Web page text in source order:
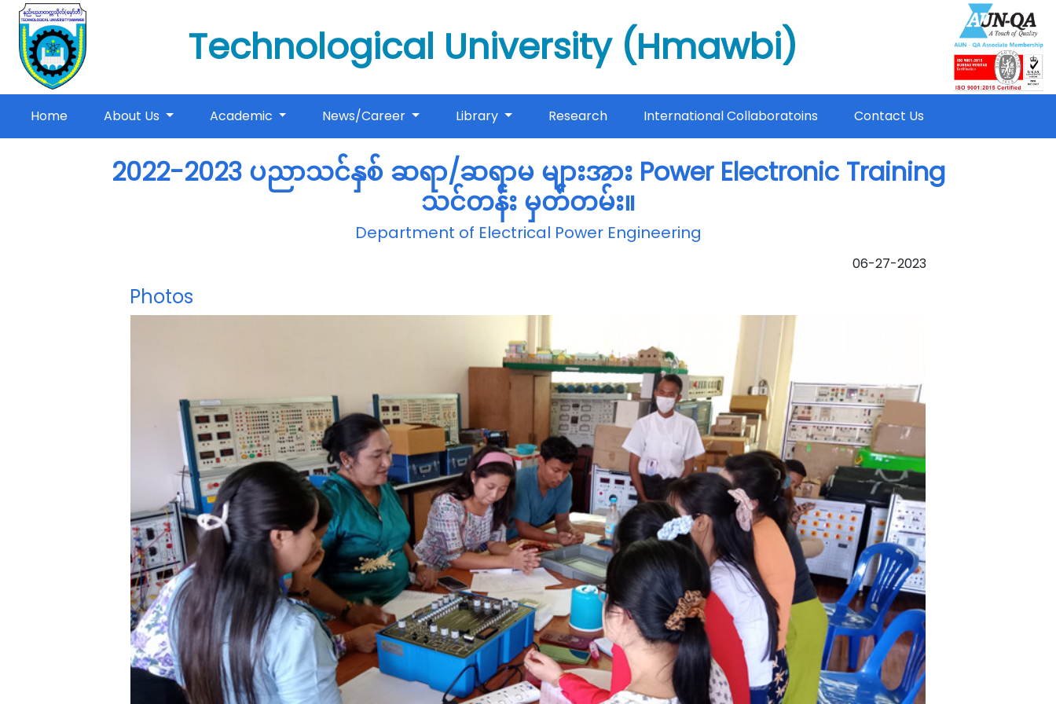
Technological University (Hmawbi)
Home(current)About Us Academic News/Career Library Research International Collaboratoins Contact Us
2022-2023 ပညာသင်နှစ် ဆရာ/ဆရာမ များအား Power Electronic Training
သင်တန်း မှတ်တမ်း။
Department of Electrical Power Engineering
06-27-2023
Photos